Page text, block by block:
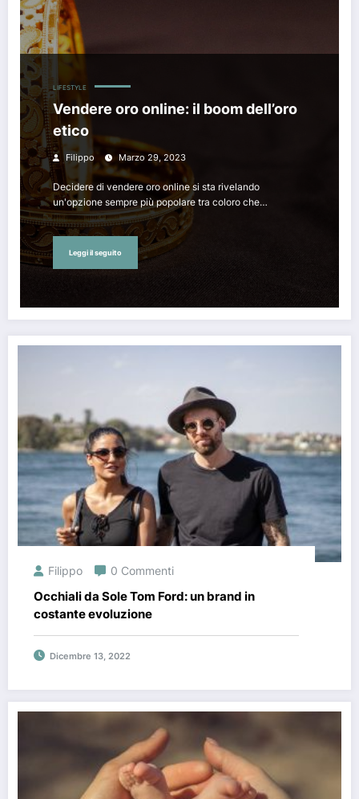
LIFESTYLE
Vendere oro online: il boom dell’oro
etico
Filippo Marzo 29, 2023
Decidere di vendere oro online si sta rivelando
un'opzione sempre più popolare tra coloro che…
Leggi il seguito
Filippo 0 Commenti
Occhiali da Sole Tom Ford: un brand in
costante evoluzione
Dicembre 13, 2022